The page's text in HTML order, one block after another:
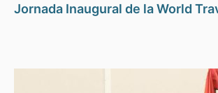
Jornada Inaugural de la World